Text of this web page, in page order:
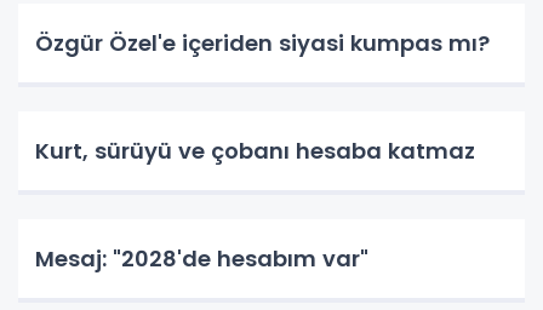
Özgür Özel'e içeriden siyasi kumpas mı?
Kurt, sürüyü ve çobanı hesaba katmaz
Mesaj: "2028'de hesabım var"